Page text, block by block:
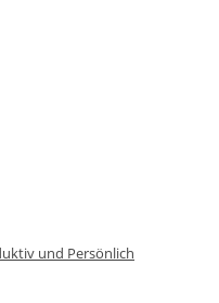
und Persönlich